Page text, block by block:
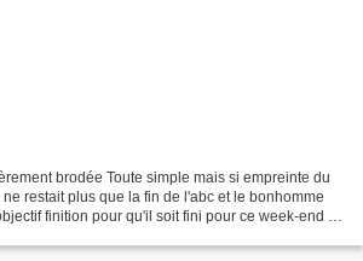
brodée Toute simple mais si empreinte du
restait plus que la fin de l'abc et le bonhomme
finition pour qu'il soit fini pour ce week-end et